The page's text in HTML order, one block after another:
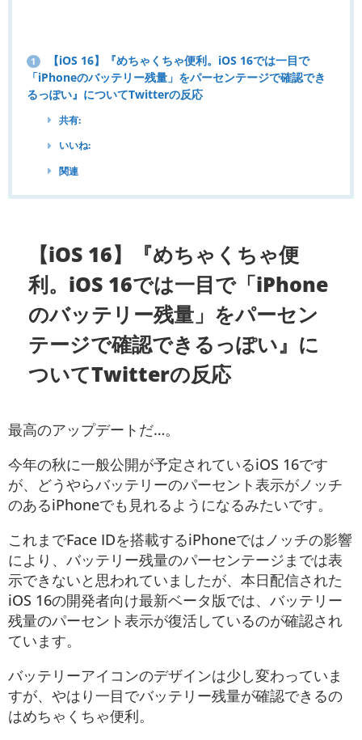
1
【iOS 16】『めちゃくちゃ便利。iOS 16では一目で
「iPhoneのバッテリー残量」をパーセンテージで確認でき
るっぽい』についてTwitterの反応
共有:
いいね:
関連
【iOS 16】『めちゃくちゃ便
利。iOS 16では一目で「iPhone
のバッテリー残量」をパーセン
テージで確認できるっぽい』に
ついてTwitterの反応
最高のアップデートだ…。
今年の秋に一般公開が予定されているiOS 16です
が、どうやらバッテリーのパーセント表示がノッチ
のあるiPhoneでも見れるようになるみたいです。
これまでFace IDを搭載するiPhoneではノッチの影響
により、バッテリー残量のパーセンテージまでは表
示できないと思われていましたが、本日配信された
iOS 16の開発者向け最新ベータ版では、バッテリー
残量のパーセント表示が復活しているのが確認され
ています。
バッテリーアイコンのデザインは少し変わっていま
すが、やはり一目でバッテリー残量が確認できるの
はめちゃくちゃ便利。